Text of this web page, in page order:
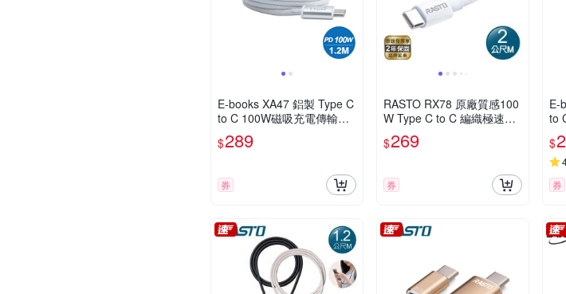
E-books XA47 鋁製 Type C
to C 100W磁吸充電傳輸線-
1.2M-白
$289
券
RASTO RX78 原廠質感100
W Type C to C 編織極速快
充傳輸線-2M
$269
券
E-
to
2M
$
券